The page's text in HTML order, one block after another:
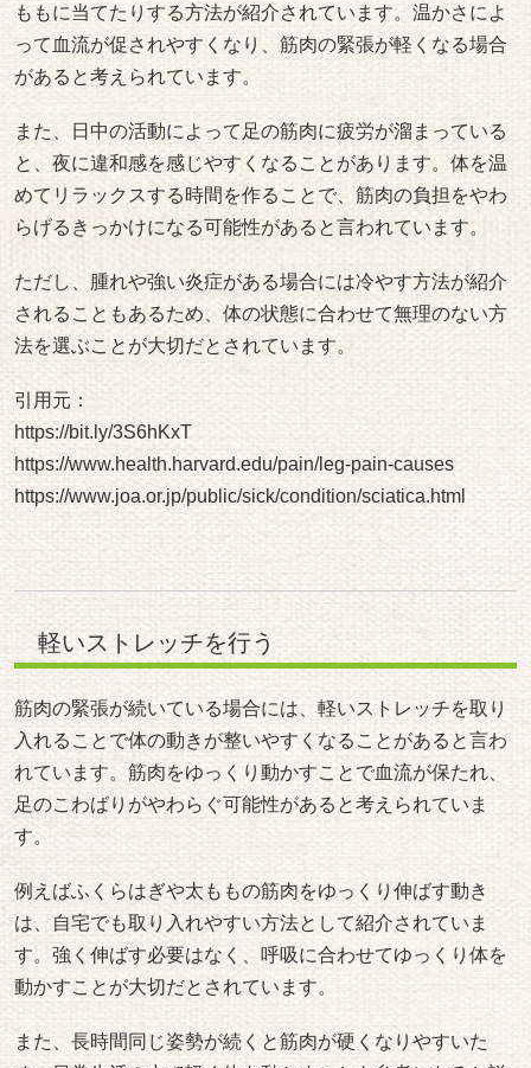
軽いストレッチを行う
筋肉の緊張が続いている場合には、軽いストレッチを取り
入れることで体の動きが整いやすくなることがあると言わ
れています。筋肉をゆっくり動かすことで血流が保たれ、
足のこわばりがやわらぐ可能性があると考えられていま
す。
例えばふくらはぎや太ももの筋肉をゆっくり伸ばす動き
は、自宅でも取り入れやすい方法として紹介されていま
す。強く伸ばす必要はなく、呼吸に合わせてゆっくり体を
動かすことが大切だとされています。
また、長時間同じ姿勢が続くと筋肉が硬くなりやすいた
め、日常生活の中で軽く体を動かすことも参考になると説
明されています。少し体を動かすだけでも筋肉の緊張をや
わらげるきっかけになる場合があると言われています。
引用元：
https://bit.ly/3S6hKxT
https://www.health.harvard.edu/pain/leg-pain-causes
https://www.joa.or.jp/public/sick/condition/sciatica.html
寝方や姿勢を工夫する
足の痛みが気になるときには、寝る姿勢の影響を受けてい
る場合もあると言われています。例えば足が伸びた状態で
横になると、筋肉が引っ張られた状態になり違和感を感じ